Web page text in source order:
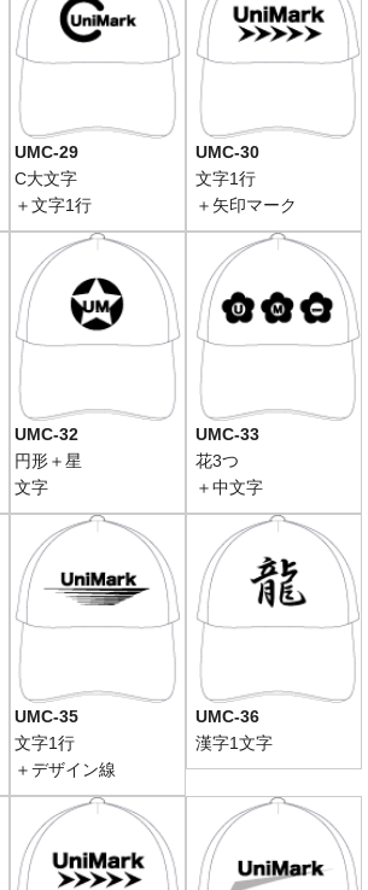
UMC-29
C大文字
＋文字1行
UMC-30
文字1行
＋矢印マーク
UMC-32
円形＋星
文字
UMC-33
花3つ
＋中文字
UMC-35
文字1行
＋デザイン線
UMC-36
漢字1文字